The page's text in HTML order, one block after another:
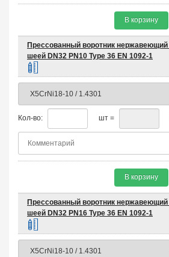
В корзину
Прессованный воротник
шеей DN32 PN10 Type 36 EN 1092-1
Кол-во: шт =
В корзину
Прессованный воротник
шеей DN32 PN16 Type 36 EN 1092-1